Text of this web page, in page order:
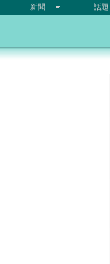
新聞 話題